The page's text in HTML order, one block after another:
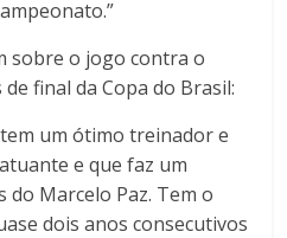
sobre o jogo contra o
final da Copa do Brasil:
um ótimo treinador e
e que faz um
Marcelo Paz. Tem o
dois anos consecutivos